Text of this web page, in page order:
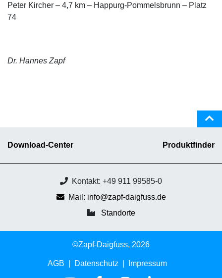
Peter Kircher – 4,7 km – Happurg-Pommelsbrunn – Platz
74
Dr. Hannes Zapf
Download-Center Produktfinder
Kontakt: +49 911 99585-0
Mail: info@zapf-daigfuss.de
Standorte
©Zapf-Daigfuss, 2026
AGB Datenschutz Impressum